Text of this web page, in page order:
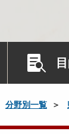
分野別一覧